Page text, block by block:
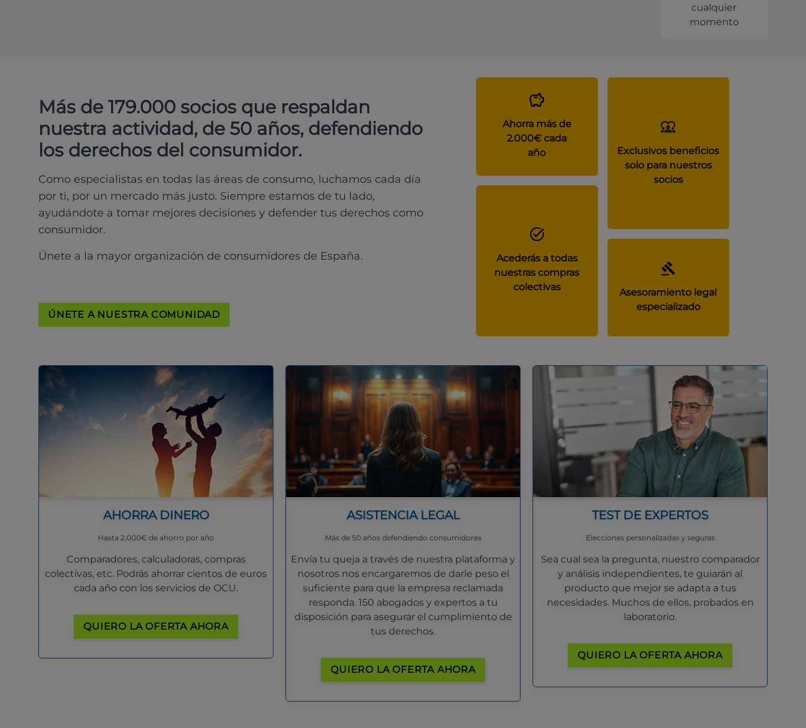
cualquier
momento
Más de 179.000 socios que respaldan
nuestra actividad, de 50 años, defendiendo
los derechos del consumidor.
Como especialistas en todas las áreas de consumo, luchamos cada día
por ti, por un mercado más justo. Siempre estamos de tu lado,
ayudándote a tomar mejores decisiones y defender tus derechos como
consumidor.
Únete a la mayor organización de consumidores de España.
ÚNETE A NUESTRA COMUNIDAD
Ahorra más de
2.000€ cada
año
Exclusivos beneficios
solo para nuestros
socios
Acederás a todas
nuestras compras
colectivas
Asesoramiento legal
especializado
AHORRA DINERO
Hasta 2.000€ de ahorro por año
Comparadores, calculadoras, compras
colectivas, etc. Podrás ahorrar cientos de euros
cada año con los servicios de OCU.
QUIERO LA OFERTA AHORA
ASISTENCIA LEGAL
Más de 50 años defendiendo consumidores
Envía tu queja a través de nuestra plataforma y
nosotros nos encargaremos de darle peso el
suficiente para que la empresa reclamada
responda. 150 abogados y expertos a tu
disposición para asegurar el cumplimiento de
tus derechos.
QUIERO LA OFERTA AHORA
TEST DE EXPERTOS
Elecciones personalizadas y seguras
Sea cual sea la pregunta, nuestro comparador
y análisis independientes, te guiarán al
producto que mejor se adapta a tus
necesidades. Muchos de ellos, probados en
laboratorio.
QUIERO LA OFERTA AHORA